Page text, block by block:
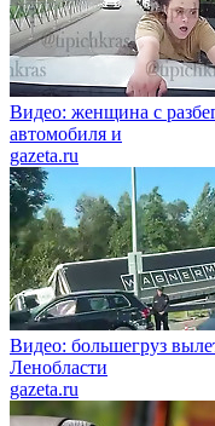
Видео: женщина с
автомобиля и
gazeta.ru
Видео: большегруз
Ленобласти
gazeta.ru